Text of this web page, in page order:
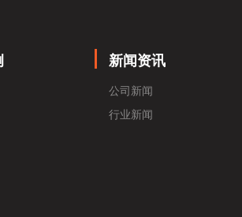
新闻资讯
公司新闻
行业新闻